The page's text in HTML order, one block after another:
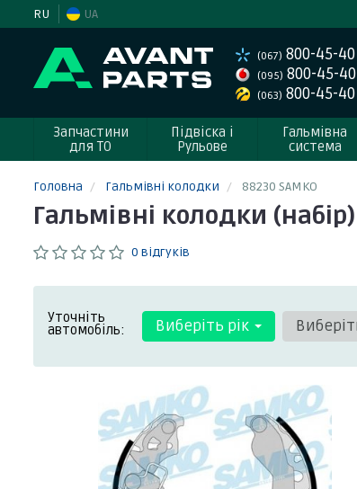
RU UA
(067) 800-45-40
(095) 800-45-40
(063) 800-45-40
Запчастини
для ТО
Підвіска і
Рульове
Гальмівна
система
Головна Гальмівні колодки 88230 SAMKO
Гальмівні колодки
0 відгуків
Уточніть
автомобіль: Виберіть рік